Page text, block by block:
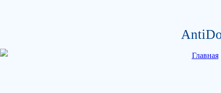
Главная